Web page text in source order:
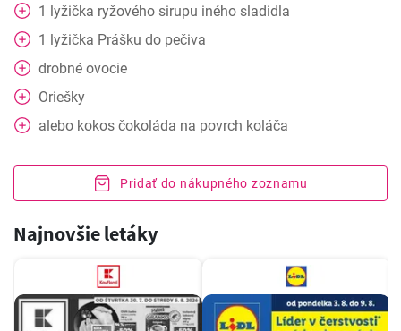
1 lyžička ryžového sirupu iného sladidla
1 lyžička Prášku do pečiva
drobné ovocie
Oriešky
alebo kokos čokoláda na povrch koláča
Pridať do nákupného zoznamu
Najnovšie letáky